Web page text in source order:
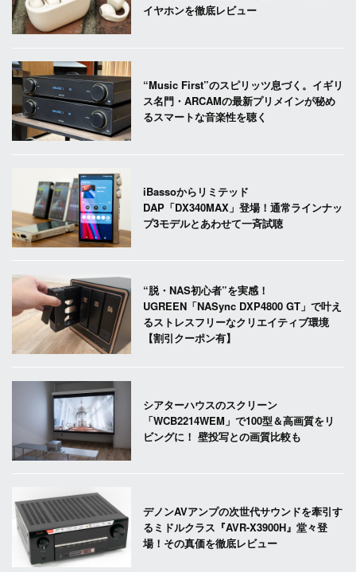
イヤホンを徹底レビュー
“Music First”のスピリッツ息づく。イギリ
ス名門・ARCAMの最新プリメインが秘め
るスマートな音楽性を聴く
iBassoからリミテッド
DAP「DX340MAX」登場！通常ラインナッ
プ3モデルとあわせて一斉試聴
“脱・NAS初心者”を実感！
UGREEN「NASync DXP4800 GT」で叶え
るストレスフリーなクリエイティブ環境
【割引クーポン有】
シアターハウスのスクリーン
「WCB2214WEM」で100型＆高画質をリ
ビングに！ 壁投写との画質比較も
デノンAVアンプの次世代サウンドを牽引す
るミドルクラス『AVR-X3900H』堂々登
場！その真価を徹底レビュー